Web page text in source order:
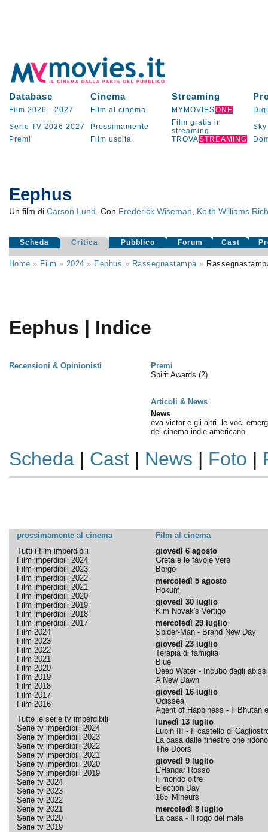
Database Cinema Streaming
Film 2026 - 2027 Film al cinema MYMOVIESONE
Serie TV 2026 2027 Prossimamente
Film gratis in
streaming
Sky
Premi
Film uscita TROVASTREAMING
Eephus
Un film di Carson Lund . Con Frederick Wiseman Keith Williams
Scheda Critica Pubblico Forum Cast
Home » Film » 2024 » Eephus » Rassegnastampa»
Eephus | Indice
Recensioni & Opinionisti
Premi
Spirit Awards (2)
Articoli & News
News
eva victor e gli altri. le voci
del cinema indie americano
Scheda| Cast| News | Foto |
prossimamente al cinema
Film al cinema
Tutti i film imperdibili
Film imperdibili 2024
Film imperdibili 2023
Film imperdibili 2022
Film imperdibili 2021
Film imperdibili 2020
Film imperdibili 2019
Film imperdibili 2018
Film imperdibili 2017
Film 2024
Film 2023
Film 2022
Film 2021
Film 2020
Film 2019
Film 2018
Film 2017
Film 2016
Tutte le serie tv imperdibili
Serie tv imperdibili 2024
Serie tv imperdibili 2023
Serie tv imperdibili 2022
Serie tv imperdibili 2021
Serie tv imperdibili 2020
Serie tv imperdibili 2019
Serie tv 2024
Serie tv 2023
Serie tv 2022
Serie tv 2021
Serie tv 2020
Serie tv 2019
giovedì 6 agosto
Greta e le favole vere
Borgo
mercoledì 5 agosto
Hokum
giovedì 30 luglio
Kim Novak's Vertigo
mercoledì 29 luglio
Spider-Man - Brand New Day
giovedì 23 luglio
Terapia di famiglia
Blue
Deep Water - Incubo dagli abissi
A New Dawn
giovedì 16 luglio
Odissea
Agent of Happiness - Il Bhutan
lunedì 13 luglio
Lupin III - Il castello di
La casa dalle finestre che ridono
The Doors
giovedì 9 luglio
L'Hangar Rosso
Il mondo oltre
Election Day
165' Mineurs
mercoledì 8 luglio
La casa - Il rogo del male